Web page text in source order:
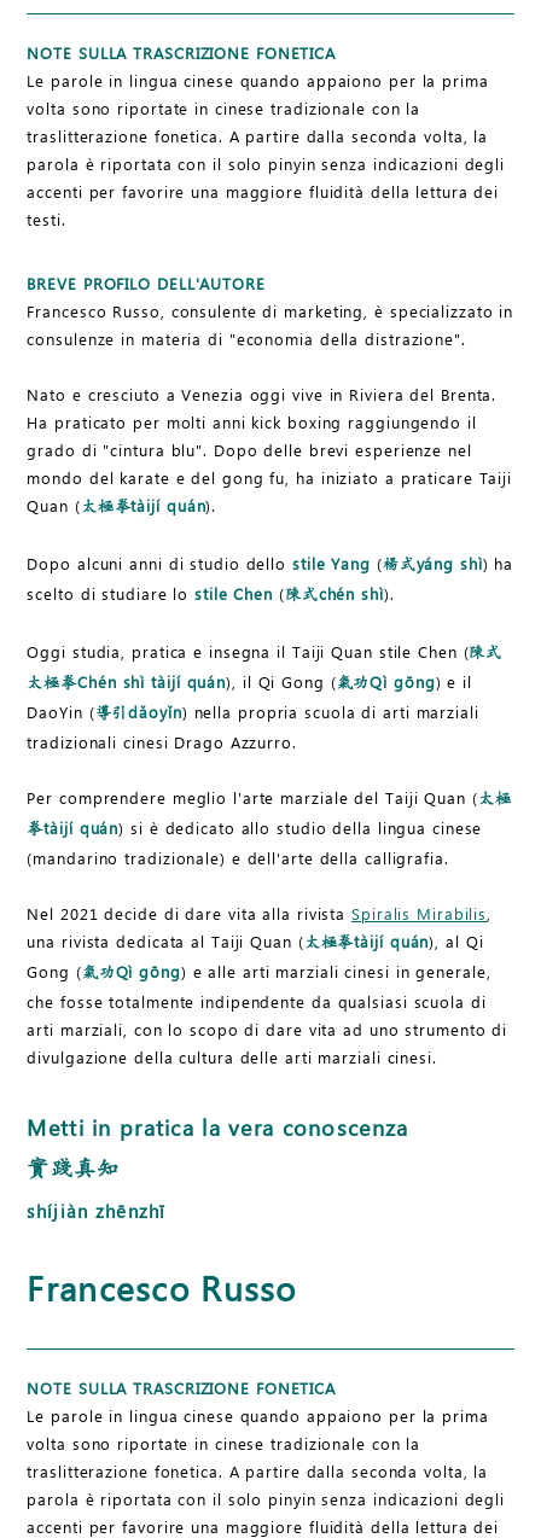
NOTE SULLA TRASCRIZIONE FONETICA
Le parole in lingua cinese quando appaiono per la prima
volta sono riportate in cinese tradizionale con la
traslitterazione fonetica. A partire dalla seconda volta, la
parola è riportata con il solo pinyin senza indicazioni degli
accenti per favorire una maggiore fluidità della lettura dei
testi.
BREVE PROFILO DELL'AUTORE
Francesco Russo, consulente di marketing, è specializzato in
consulenze in materia di "economia della distrazione".
Nato e cresciuto a Venezia oggi vive in Riviera del Brenta.
Ha praticato per molti anni kick boxing raggiungendo il
grado di "cintura blu". Dopo delle brevi esperienze nel
mondo del karate e del gong fu, ha iniziato a praticare Taiji
Quan ( 太極拳tàijí quán).
Dopo alcuni anni di studio dello stile Yang (楊式yáng shì) ha
scelto di studiare lostile Chen (陳式chén shì).
Oggi studia, pratica e insegna il Taiji Quan stile Chen (陳式
太極拳Chén shì tàijí quán), il Qi Gong (氣功Qì gōng) e il
DaoYin (導引dǎoyǐn) nella propria scuola di arti marziali
tradizionali cinesi Drago Azzurro.
Per comprendere meglio l'arte marziale del Taiji Quan ( 太極
拳tàijí quán) si è dedicato allo studio della lingua cinese
(mandarino tradizionale) e dell'arte della calligrafia.
Nel 2021 decide di dare vita alla rivistaSpiralis Mirabilis
una rivista dedicata al Taiji Quan ( 太極拳tàijí quán), al Qi
Gong (氣功Qì gōng) e alle arti marziali cinesi in generale,
che fosse totalmente indipendente da qualsiasi scuola di
arti marziali, con lo scopo di dare vita ad uno strumento di
divulgazione della cultura delle arti marziali cinesi.
Metti in pratica la vera conoscenza
實踐真知
shíjiàn zhēnzhī
Francesco Russo
NOTE SULLA TRASCRIZIONE FONETICA
Le parole in lingua cinese quando appaiono per la prima
volta sono riportate in cinese tradizionale con la
traslitterazione fonetica. A partire dalla seconda volta, la
parola è riportata con il solo pinyin senza indicazioni degli
accenti per favorire una maggiore fluidità della lettura dei